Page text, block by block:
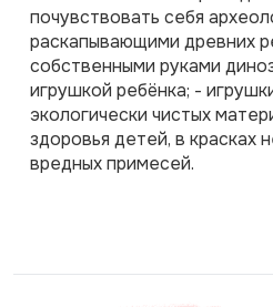
почувствовать себя
раскапывающими древних
собственными руками
игрушкой ребёнка; -
экологически чистых
здоровья детей, в красках
вредных примесей.